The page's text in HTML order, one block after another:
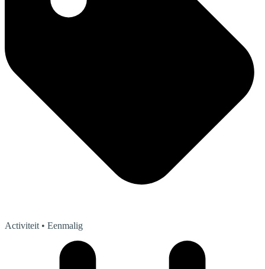
Activiteit • Eenmalig